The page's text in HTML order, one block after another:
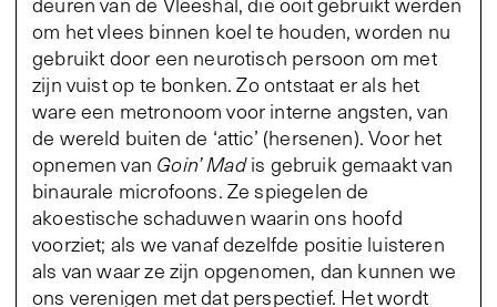
om het vlees binnen koel te houden, worden nu
gebruikt door een neurotisch persoon om met
zijn vuist op te bonken. Zo ontstaat er als het
ware een metronoom voor interne angsten, van
de wereld buiten de ‘attic’ (hersenen). Voor het
opnemen van Goin’ Madis gebruik gemaakt van
binaurale microfoons. Ze spiegelen de
akoestische schaduwen waarin ons hoofd
voorziet; als we vanaf dezelfde positie luisteren
als van waar ze zijn opgenomen, dan kunnen we
ons verenigen met dat perspectief. Het wordt